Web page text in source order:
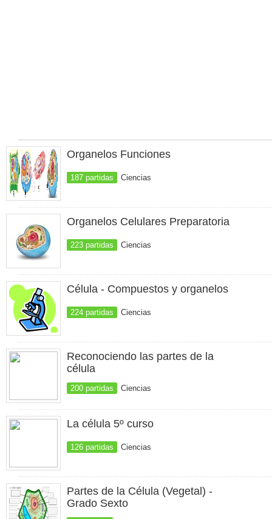
Organelos Funciones
187 partidas Ciencias
Organelos Celulares Preparatoria
223 partidas Ciencias
Célula - Compuestos y organelos
224 partidas Ciencias
Reconociendo las partes de la
célula
200 partidas Ciencias
La célula 5º curso
126 partidas Ciencias
Partes de la Célula (Vegetal) -
Grado Sexto